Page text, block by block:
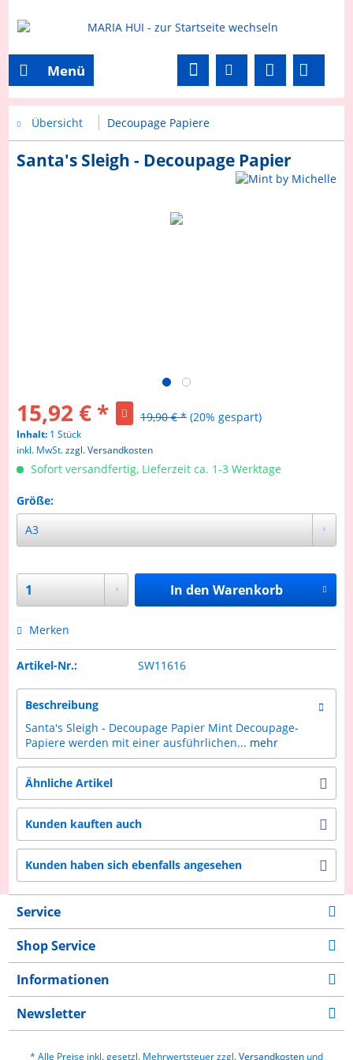
Menü
Übersicht Decoupage Papiere
Santa's Sleigh - Decoupage Papier
15,92 € * 19,90 € * (20% gespart)
Inhalt: 1 Stück
inkl. MwSt.zzgl. Versandkosten
Sofort versandfertig, Lieferzeit ca. 1-3 Werktage
Größe:
In den Warenkorb
Merken
Artikel-Nr.: SW11616
Beschreibung
Santa's Sleigh - Decoupage Papier Mint Decoupage-
Papiere werden mit einer ausführlichen... mehr
Ähnliche Artikel
Kunden kauften auch
Kunden haben sich ebenfalls angesehen
Service
Shop Service
Informationen
Newsletter
* Alle Preise inkl. gesetzl. Mehrwertsteuer zzgl.Versandkosten und